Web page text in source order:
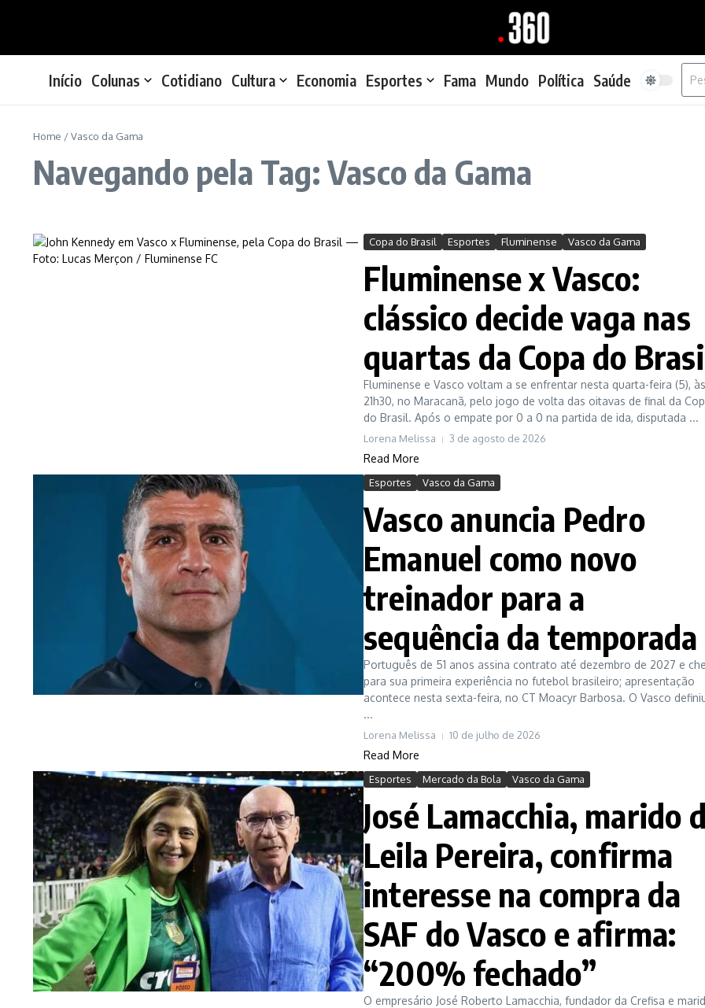
Início Colunas Cotidiano Cultura Economia Esportes Fama Mundo Política Saúde
Home /Vasco da Gama
Navegando pela Tag: Vasco da Gama
Copa do Brasil Esportes Fluminense Vasco da Gama
Fluminense x Vasco:
clássico decide vaga nas
quartas da Copa do
Fluminense e Vasco voltam a se enfrentar nesta quarta-feira (5), às
21h30, no Maracanã, pelo jogo de volta das oitavas de final da
do Brasil. Após o empate por 0 a 0 na partida de ida, disputada ...
Lorena Melissa 3 de agosto de 2026
Read More
Esportes Vasco da Gama
Vasco anuncia Pedro
Emanuel como novo
treinador para a
sequência da temporada
Português de 51 anos assina contrato até dezembro de 2027 e
para sua primeira experiência no futebol brasileiro; apresentação
acontece nesta sexta-feira, no CT Moacyr Barbosa. O Vasco
...
Lorena Melissa 10 de julho de 2026
Read More
Esportes Mercado da Bola Vasco da Gama
José Lamacchia, marido
Leila Pereira, confirma
interesse na compra da
SAF do Vasco e afirma:
“200% fechado”
O empresário José Roberto Lamacchia, fundador da Crefisa e